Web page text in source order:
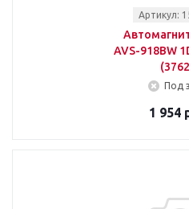
Артикул:
AVS-918BW
Под
1 954